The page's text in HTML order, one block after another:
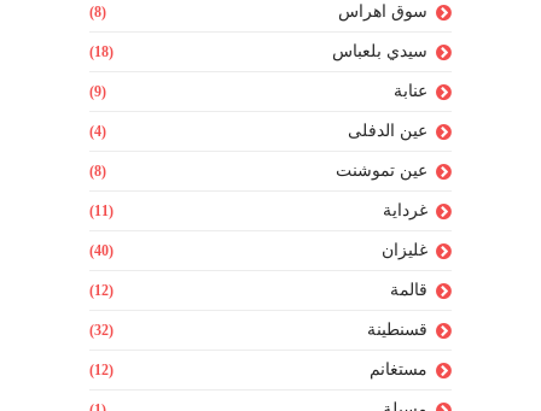
سوق اهراس (8)
سيدي بلعباس (18)
عنابة (9)
عين الدفلى (4)
عين تموشنت (8)
غرداية (11)
غليزان (40)
قالمة (12)
قسنطينة (32)
مستغانم (12)